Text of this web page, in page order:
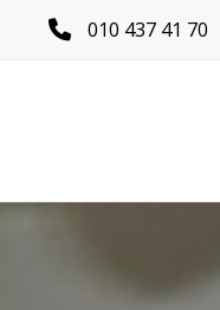
010 437 41 70